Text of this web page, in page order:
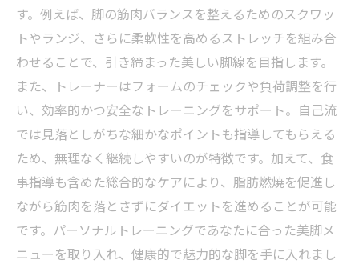
す。例えば、脚の筋肉バランスを整えるためのスクワッ
トやランジ、さらに柔軟性を高めるストレッチを組み合
わせることで、引き締まった美しい脚線を目指します。
また、トレーナーはフォームのチェックや負荷調整を行
い、効率的かつ安全なトレーニングをサポート。自己流
では見落としがちな細かなポイントも指導してもらえる
ため、無理なく継続しやすいのが特徴です。加えて、食
事指導も含めた総合的なケアにより、脂肪燃焼を促進し
ながら筋肉を落とさずにダイエットを進めることが可能
です。パーソナルトレーニングであなたに合った美脚メ
ニューを取り入れ、健康的で魅力的な脚を手に入れまし